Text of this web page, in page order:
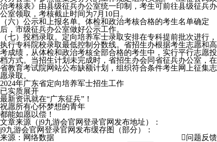
治考核表》由县级征兵办公室统一印制，考生可前往县级征兵办
公室领取，考核截止时间为7月10日。
（六）公示和上报名单。体检和政治考核合格的考生名单确定
后，市级征兵办公室做好公示工作。
（七）投档录取。定向培养军士录取安排在专科提前批次进行，
执行专科院校录取最低控制分数线。省招生办根据考生志愿和高
考成绩，从体检和政治考核全部合格的考生中，实行平行志愿投
档方式。当招生计划未完成时，省招生办会同省征兵办公室，在
省教育考试院网站公布缺额计划，组织符合条件考生网上征集志
愿录取。
2024年广东省定向培养军士招生工作
已实质展开
最新资讯就在“广东征兵”！
祝愿所有心怀梦想的青年
都能如愿以偿！
文章来源（j9九游会官网登录官网发布地址）：
j9九游会官网登录官网发布缓存图（部分）：
来源：网络数据
问题反馈